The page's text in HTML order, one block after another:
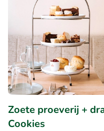
Zoete proeverij +
Cookies